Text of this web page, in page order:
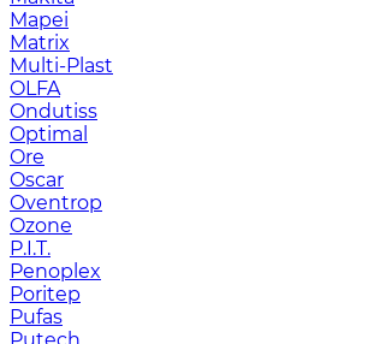
Mapei
Matrix
Multi-Plast
OLFA
Ondutiss
Optimal
Ore
Oscar
Oventrop
Ozone
P.I.T.
Penoplex
Poritep
Pufas